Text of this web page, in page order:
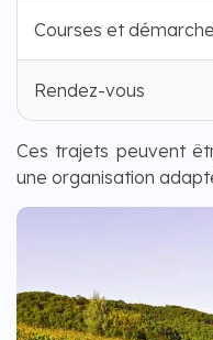
Courses et
Rendez-vous
Ces trajets peuvent
une organisation